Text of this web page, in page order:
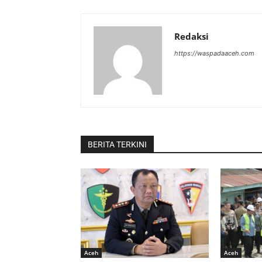
Redaksi
https://waspadaaceh.com
BERITA TERKINI
Aceh Aceh